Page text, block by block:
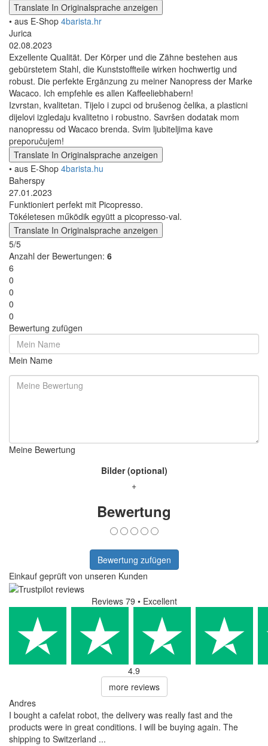
Translate In Originalsprache anzeigen
• aus E-Shop 4barista.hr
Jurica
02.08.2023
Exzellente Qualität. Der Körper und die Zähne bestehen aus
gebürstetem Stahl, die Kunststoffteile wirken hochwertig und
robust. Die perfekte Ergänzung zu meiner Nanopress der Marke
Wacaco. Ich empfehle es allen Kaffeeliebhabern!
Izvrstan, kvalitetan. Tijelo i zupci od brušenog čelika, a plasticni
dijelovi izgledaju kvalitetno i robustno. Savršen dodatak mom
nanopressu od Wacaco brenda. Svim ljubiteljima kave
preporučujem!
Translate In Originalsprache anzeigen
• aus E-Shop 4barista.hu
Baherspy
27.01.2023
Funktioniert perfekt mit Picopresso.
Tökéletesen működik együtt a picopresso-val.
Translate In Originalsprache anzeigen
5/5
Anzahl der Bewertungen: 6
6
0
0
0
0
Bewertung zufügen
Mein Name
Meine Bewertung
Bilder (optional)
+
Bewertung
Bewertung zufügen
Einkauf geprüft von unseren Kunden
Reviews 79 • Excellent
4.9
more reviews
Andres
I bought a cafelat robot, the delivery was really fast and the
products were in great conditions. I will be buying again. The
shipping to Switzerland ...